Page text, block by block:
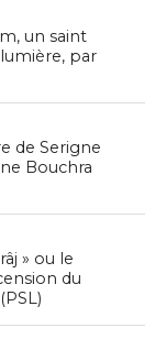
un saint
par
de Serigne
Bouchra
» ou le
du